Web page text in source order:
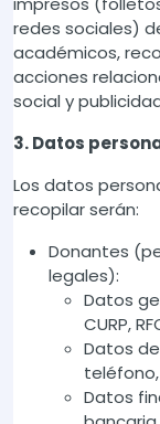
redes sociales)
académicos,
acciones
social y
3. Datos
Los datos
recopilar serán:
Donantes
legales):
Datos
CURP,
Datos
Datos